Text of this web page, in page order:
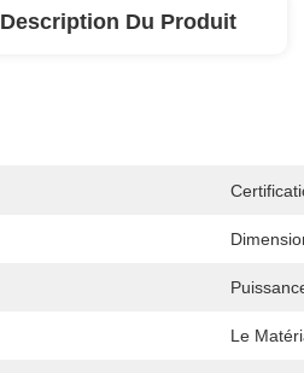
Description Du Produit
Le